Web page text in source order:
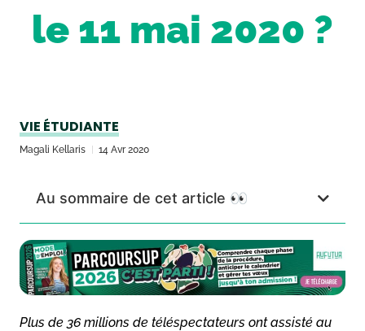
le 11 mai 2020 ?
VIE ÉTUDIANTE
Magali Kellaris 14 Avr 2020
Au sommaire de cet article 👀
Plus de 36 millions de téléspectateurs ont assisté au